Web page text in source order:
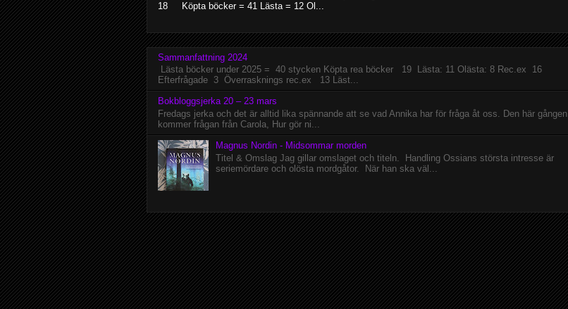
18 Köpta böcker = 41 Lästa = 12 Ol...
Sammanfattning 2024
Lästa böcker under 2025 = 40 stycken Köpta rea böcker 19 Lästa: 11 Olästa: 8 Rec.ex 16
Efterfrågade 3 Överrasknings rec.ex 13 Läst...
Bokbloggsjerka 20 – 23 mars
Fredags jerka och det är alltid lika spännande att se vad Annika har för fråga åt oss. Den här gången
kommer frågan från Carola, Hur gör ni...
Magnus Nordin - Midsommar morden
Titel & Omslag Jag gillar omslaget och titeln. Handling Ossians största intresse är
seriemördare och olösta mordgåtor. När han ska väl...